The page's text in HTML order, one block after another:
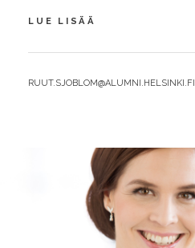
LUE LISÄÄ
SAAMME
HYVÄÄ
BY
RUUT.SJOBLOM@ALUMNI.HELSINKI.FI